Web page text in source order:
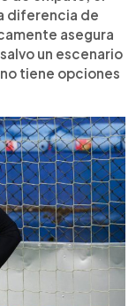
diferencia de
asegura
un escenario
tiene opciones